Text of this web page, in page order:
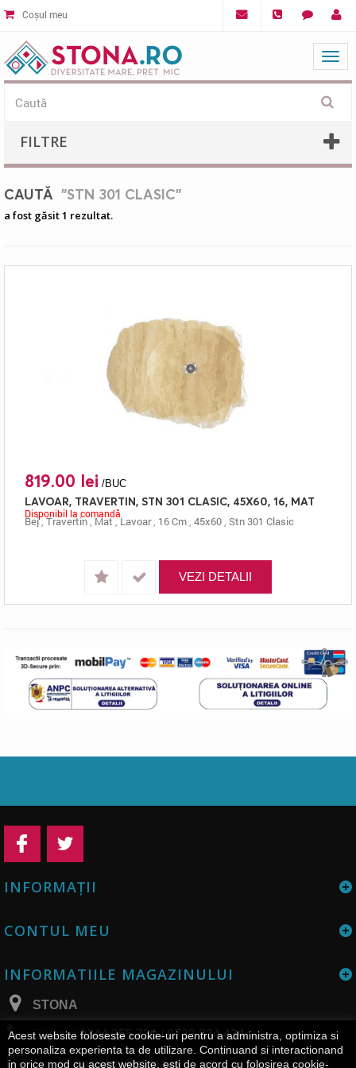
Coșul meu
FILTRE
CAUTĂ "STN 301 CLASIC"
a fost găsit 1 rezultat.
819.00 lei /BUC
LAVOAR, TRAVERTIN, STN 301 CLASIC, 45X60, 16, MAT
Bej,Travertin,Mat,Lavoar, 16 Cm, 45x60, Stn 301 Clasic
Disponibil la comandă
VEZI DETALII
INFORMAŢII
CONTUL MEU
INFORMATIILE MAGAZINULUI
STONA
Contact 0344 255 730 / 0732 334 434
E-mail:comenzi@stona.ro
Acest website foloseste cookie-uri pentru a administra, optimiza si
personaliza experienta ta de utilizare. Continuand si interactionand
in orice mod cu acest website, esti de acord cu folosirea cookie-